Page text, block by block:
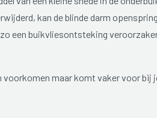
kan de blinde darm
een buikvliesontsteking
maar komt vaker voor bij